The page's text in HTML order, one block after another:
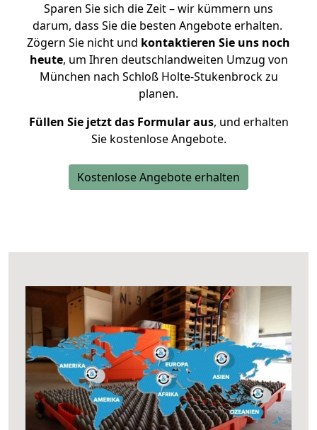
Sparen Sie sich die Zeit – wir kümmern uns
darum, dass Sie die besten Angebote erhalten.
Zögern Sie nicht und kontaktieren Sie uns noch
heute, um Ihren deutschlandweiten Umzug von
München nach Schloß Holte-Stukenbrock zu
planen.
Füllen Sie jetzt das Formular aus, und erhalten
Sie kostenlose Angebote.
Kostenlose Angebote erhalten